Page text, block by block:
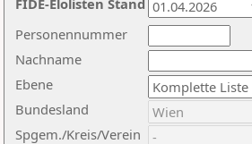
Nachname
Ebene
Personennummer
Bundesland
Spgem./Kreis/Verein
FIDE-Elolisten Stand